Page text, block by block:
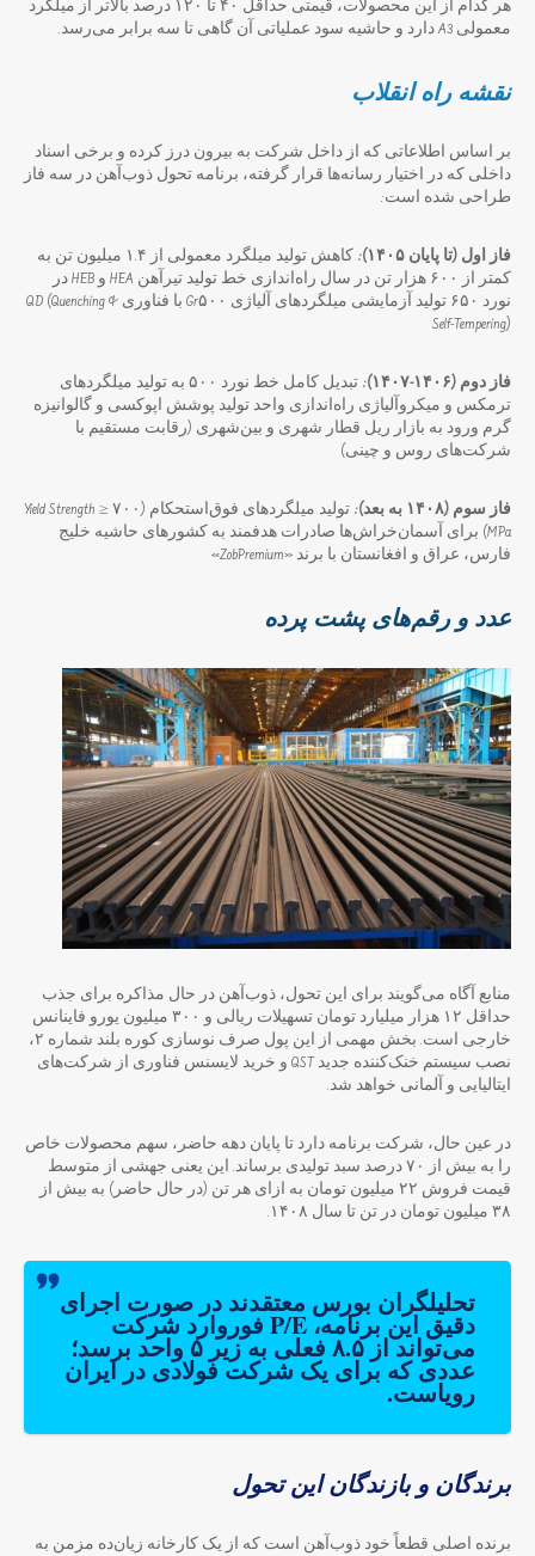
هر کدام از این محصولات، قیمتی حداقل ۴۰ تا ۱۲۰ درصد بالاتر از میلگرد
معمولی A3 دارد و حاشیه سود عملیاتی آن گاهی تا سه برابر می‌رسد.
نقشه راه انقلاب
بر اساس اطلاعاتی که از داخل شرکت به بیرون درز کرده و برخی اسناد
داخلی که در اختیار رسانه‌ها قرار گرفته، برنامه تحول ذوب‌آهن در سه فاز
طراحی شده است:
فاز اول (تا پایان ۱۴۰۵):
کاهش تولید میلگرد معمولی از ۱.۴ میلیون تن به
کمتر از ۶۰۰ هزار تن در سال راه‌اندازی خط تولید تیرآهن HEA و HEB در
نورد ۶۵۰ تولید آزمایشی میلگردهای آلیاژی Gr۵۰۰ با فناوری QD (Quenching &
Self-Tempering)
فاز دوم (۱۴۰۶-۱۴۰۷):
تبدیل کامل خط نورد ۵۰۰ به تولید میلگردهای
ترمکس و میکروآلیاژی راه‌اندازی واحد تولید پوشش اپوکسی و گالوانیزه
گرم ورود به بازار ریل قطار شهری و بین‌شهری (رقابت مستقیم با
شرکت‌های روس و چینی)
فاز سوم (۱۴۰۸ به بعد):
تولید میلگردهای فوق‌استحکام (Yield Strength ≥ ۷۰۰
MPa) برای آسمان‌خراش‌ها صادرات هدفمند به کشورهای حاشیه خلیج
فارس، عراق و افغانستان با برند «ZobPremium»
عدد و رقم‌های پشت پرده
منابع آگاه می‌گویند برای این تحول، ذوب‌آهن در حال مذاکره برای جذب
حداقل ۱۲ هزار میلیارد تومان تسهیلات ریالی و ۳۰۰ میلیون یورو فاینانس
خارجی است. بخش مهمی از این پول صرف نوسازی کوره بلند شماره ۲،
نصب سیستم خنک‌کننده جدید QST و خرید لایسنس فناوری از شرکت‌های
ایتالیایی و آلمانی خواهد شد.
در عین حال، شرکت برنامه دارد تا پایان دهه حاضر، سهم محصولات خاص
را به بیش از ۷۰ درصد سبد تولیدی برساند. این یعنی جهشی از متوسط
قیمت فروش ۲۲ میلیون تومان به ازای هر تن (در حال حاضر) به بیش از
۳۸ میلیون تومان در تن تا سال ۱۴۰۸.
تحلیلگران بورس معتقدند در صورت اجرای
دقیق این برنامه، P/E فوروارد شرکت
می‌تواند از ۸.۵ فعلی به زیر ۵ واحد برسد؛
عددی که برای یک شرکت فولادی در ایران
رویاست.
برندگان و بازندگان این تحول
برنده اصلی قطعاً خود ذوب‌آهن است که از یک کارخانه زیان‌ده مزمن به